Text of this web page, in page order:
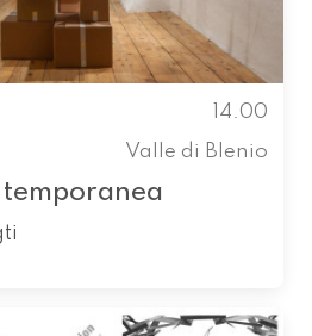
14.00
Valle di Blenio
temporanea